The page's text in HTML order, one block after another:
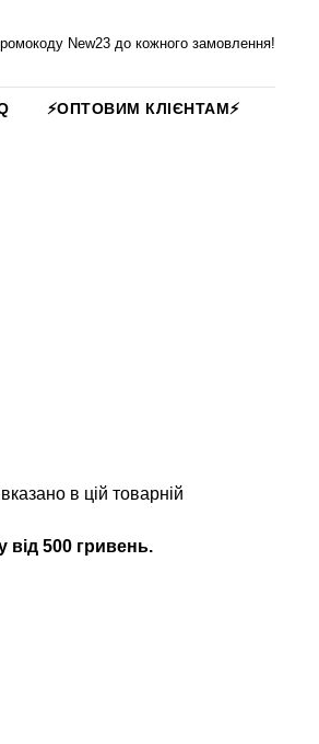
New23 до кожного замовлення!
⚡️ОПТОВИМ КЛІЄНТАМ⚡️
в цій товарній
від 500 гривень.